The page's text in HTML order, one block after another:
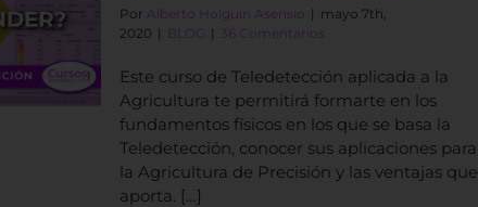
Por Alberto Holguín Asensio | mayo 7th,
2020 | BLOG | 36 Comentarios
Este curso de Teledetección aplicada a la
Agricultura te permitirá formarte en los
fundamentos físicos en los que se basa la
Teledetección, conocer sus aplicaciones para
la Agricultura de Precisión y las ventajas que
aporta. […]